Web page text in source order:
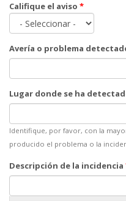
Califique el aviso *
Avería o problema
Lugar donde se ha
Identifique, por favor, con la
producido el problema o la
Descripción de la incidencia